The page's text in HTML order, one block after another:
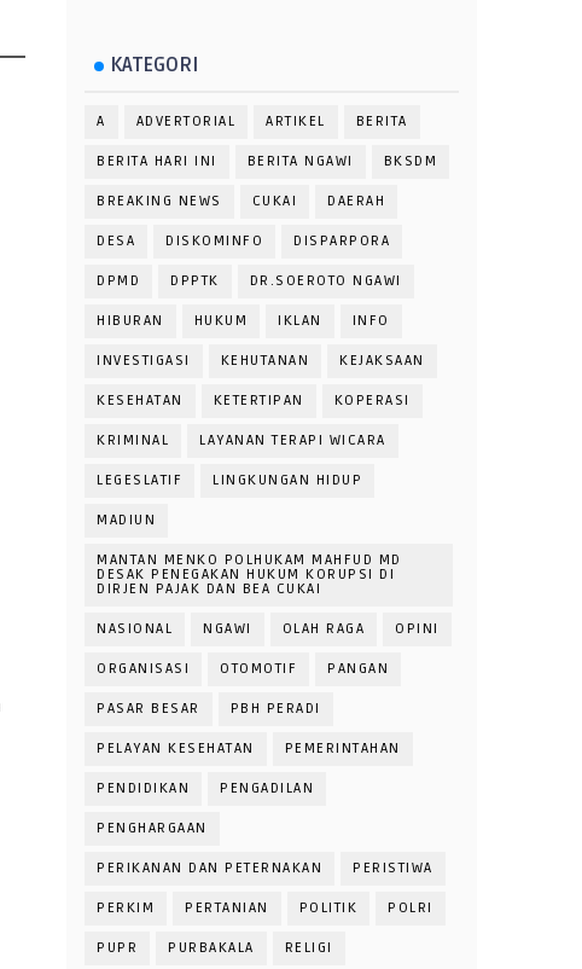
KATEGORI
A ADVERTORIAL ARTIKEL BERITA
BERITA HARI INI BERITA NGAWI BKSDM
BREAKING NEWS CUKAI DAERAH
DESA DISKOMINFO DISPARPORA
DPMD DPPTK DR.SOEROTO NGAWI
HIBURAN HUKUM IKLAN INFO
INVESTIGASI KEHUTANAN KEJAKSAAN
KESEHATAN KETERTIPAN KOPERASI
KRIMINAL LAYANAN TERAPI WICARA
LEGESLATIF LINGKUNGAN HIDUP
MADIUN
MANTAN MENKO POLHUKAM MAHFUD MD
DESAK PENEGAKAN HUKUM KORUPSI DI
DIRJEN PAJAK DAN BEA CUKAI
NASIONAL NGAWI OLAH RAGA OPINI
ORGANISASI OTOMOTIF PANGAN
PASAR BESAR PBH PERADI
PELAYAN KESEHATAN PEMERINTAHAN
PENDIDIKAN PENGADILAN
PENGHARGAAN
PERIKANAN DAN PETERNAKAN PERISTIWA
PERKIM PERTANIAN POLITIK POLRI
PUPR PURBAKALA RELIGI